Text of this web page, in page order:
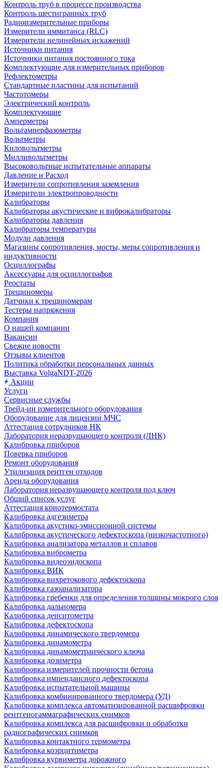
Контроль труб в процессе производства
Контроль шестигранных труб
Радиоизмерительные приборы
Измерители иммитанса (RLC)
Измерители нелинейных искажений
Источники питания
Источники питания постоянного тока
Комплектующие для измерительных приборов
Рефлектометры
Стандартные пластины для испытаний
Частотомеры
Электрический контроль
Комплектующие
Амперметры
Вольтамперфазометры
Вольтметры
Киловольтметры
Милливольтметры
Высоковольтные испытательные аппараты
Давление и Расход
Измерители сопротивления заземления
Измерители электропроводности
Калибраторы
Калибраторы акустические и виброкалибраторы
Калибраторы давления
Калибраторы температуры
Модули давления
Магазины сопротивления, мосты, меры сопротивления и
индуктивности
Осциллографы
Аксессуары для осциллографов
Реостаты
Трещиномеры
Датчики к трещиномерам
Тестеры напряжения
Компания
О нашей компании
Вакансии
Свежие новости
Отзывы клиентов
Политика обработки персональных данных
Выставка VolgaNDT-2026
Акции
Услуги
Сервисные службы
Трейд-ин измерительного оборудования
Оборудование для лицензии МЧС
Аттестация сотрудников НК
Лаборатория неразрушающего контроля (ЛНК)
Калибровка приборов
Поверка приборов
Ремонт оборудования
Утилизация рентген отходов
Аренда оборудования
Лаборатория неразрушающего контроля под ключ
Общий список услуг
Аттестация криотермостата
Калибровка адгезиметра
Калибровка акустико-эмиссионной системы
Калибровка акустического дефектоскопа (низкочастотного)
Калибровка анализатора металлов и сплавов
Калибровка виброметра
Калибровка видеоэндоскопа
Калибровка ВИК
Калибровка вихретокового дефектоскопа
Калибровка газоанализатора
Калибровка гребенки для определения толщины мокрого слоя
Калибровка дальномера
Калибровка денситометра
Калибровка дефектоскопа
Калибровка динамического твердомера
Калибровка динамометра
Калибровка динамометраического ключа
Калибровка дозиметра
Калибровка измерителей прочности бетона
Калибровка импендансного дефектоскопа
Калибровка испытательной машины
Калибровка комбинированного твердомера (УД)
Калибровка комплекса автоматизированной расшифровки
рентгеногаммаграфических снимков
Калибровка комплекса для расшифровки и обработки
радиографических снимков
Калибровка контактного термометра
Калибровка коэрцитиметра
Калибровка курвиметра дорожного